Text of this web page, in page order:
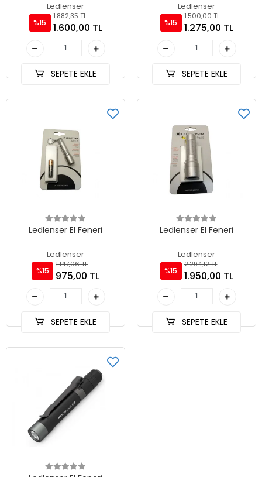
Ledlenser
%15
1.882,35 TL
1.600,00 TL
SEPETE EKLE
Ledlenser
%15
1.500,00 TL
1.275,00 TL
SEPETE EKLE
Ledlenser El Feneri
Ledlenser
%15
1.147,06 TL
975,00 TL
SEPETE EKLE
Ledlenser El Feneri
Ledlenser
%15
2.294,12 TL
1.950,00 TL
SEPETE EKLE